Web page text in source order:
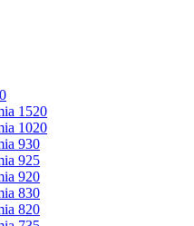
1520
1020
930
925
920
830
820